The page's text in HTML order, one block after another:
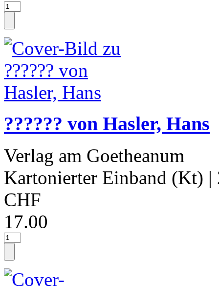
?????? von Hasler, Hans
Verlag am Goetheanum
Kartonierter Einband (Kt) |
CHF
17.00